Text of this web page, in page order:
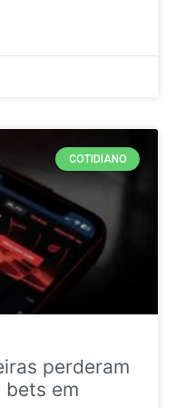
COTIDIANO
perderam
bets em